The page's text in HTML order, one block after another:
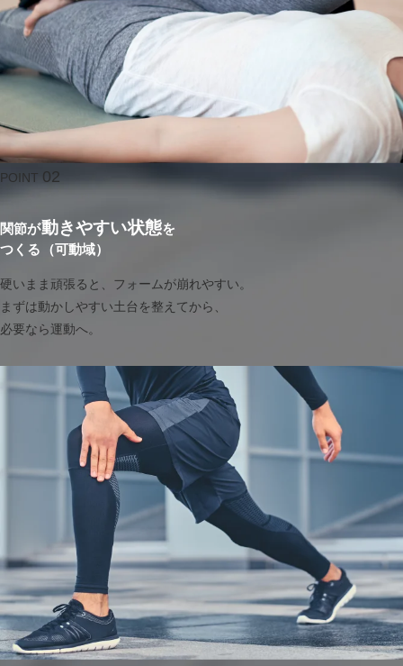
POINT 02
関節が動きやすい状態を
つくる（可動域）
硬いまま頑張ると、フォームが崩れやすい。
まずは動かしやすい土台を整えてから、
必要なら運動へ。